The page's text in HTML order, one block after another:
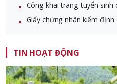
Công khai trang tuyển sinh
Giấy chứng nhân kiểm
TIN HOẠT ĐỘNG